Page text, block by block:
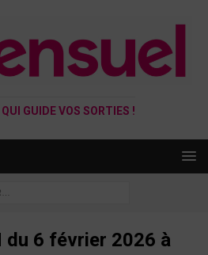
GUIDE VOS SORTIES !
du 6 février 2026 à